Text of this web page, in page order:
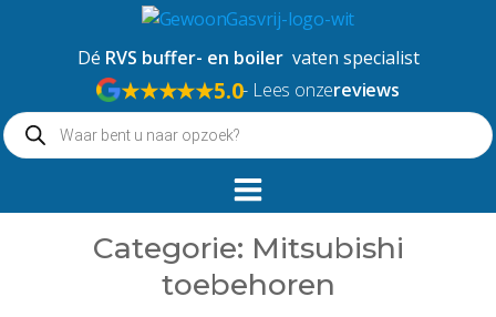
Naar
inhoud
springen
Dé RVS buffer- en boiler vaten specialist
★★★★★5.0- Lees onzereviews
Producten
zoeken
Categorie: Mitsubishi
toebehoren